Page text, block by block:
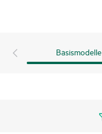
Basismodelle